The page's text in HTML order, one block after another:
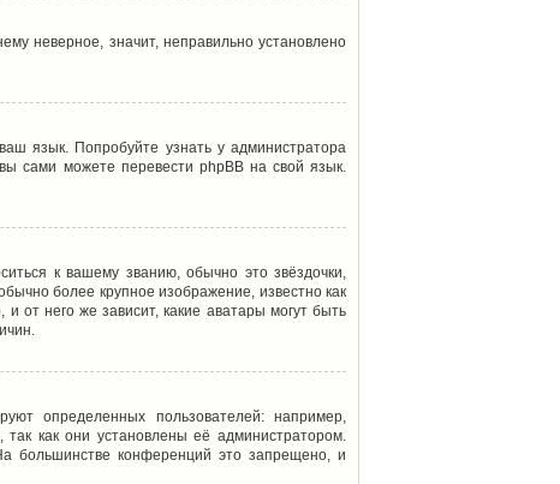
неверное, значит, неправильно установлено
язык. Попробуйте узнать у администратора
сами можете перевести phpBB на свой язык.
к вашему званию, обычно это звёздочки,
более крупное изображение, известно как
от него же зависит, какие аватары могут быть
определенных пользователей: например,
как они установлены её администратором.
большинстве конференций это запрещено, и